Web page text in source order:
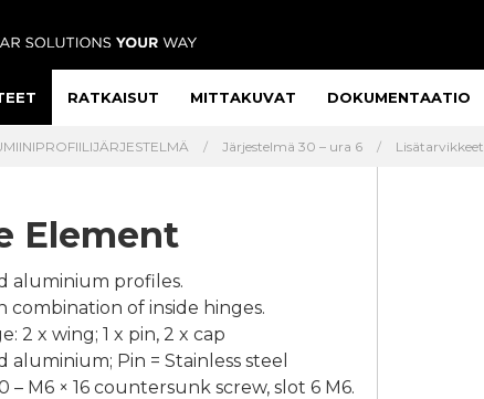
RATKAISUT MITTAKUVAT DOKUMENTAATIO
Järjestelmä 30 – ura 6 Lisätarvikkeet
Element
aluminium profiles.
combination of inside hinges.
2 x wing; 1 x pin, 2 x cap
aluminium; Pin = Stainless steel
– M6 × 16 countersunk screw, slot 6 M6.